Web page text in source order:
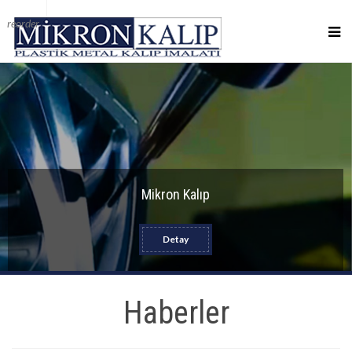
reorder
Mikron Kalıp
Detay
Haberler